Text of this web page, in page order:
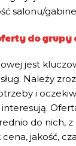
salonu/
do grupy
jest
Należy
i
do nich,
jakość,